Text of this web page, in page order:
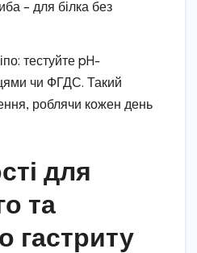
– для білка без
тестуйте pH-
чи ФГДС. Такий
роблячи кожен день
для
та
гастриту